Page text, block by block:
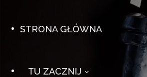
STRONA GŁÓWNA
TU ZACZNIJ